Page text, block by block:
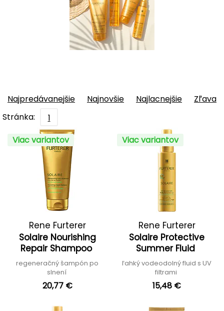
Najpredávanejšie Najnovšie Najlacnejšie
Zľava
Stránka:
1
Viac variantov
Rene Furterer
Solaire Nourishing
Repair Shampoo
regeneračný šampón po
slnení
20,77 €
Viac variantov
Rene Furterer
Solaire Protective
Summer Fluid
ľahký vodeodolný fluid s UV
filtrami
15,48 €